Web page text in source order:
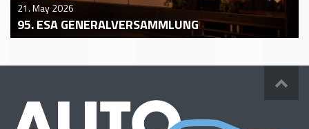
21. May 2026
95. ESA GENERALVERSAMMLUNG